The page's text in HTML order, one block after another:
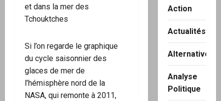
et dans la mer des
Tchouktches
Si l’on regarde le graphique
du cycle saisonnier des
glaces de mer de
l’hémisphère nord de la
NASA, qui remonte à 2011,
Action
Actualités
Alternatives
Analyse
Politique